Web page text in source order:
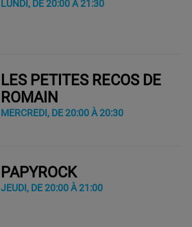
LUNDI, DE 20:00 À 21:30
LES PETITES RECOS DE
ROMAIN
MERCREDI, DE 20:00 À 20:30
PAPYROCK
JEUDI, DE 20:00 À 21:00